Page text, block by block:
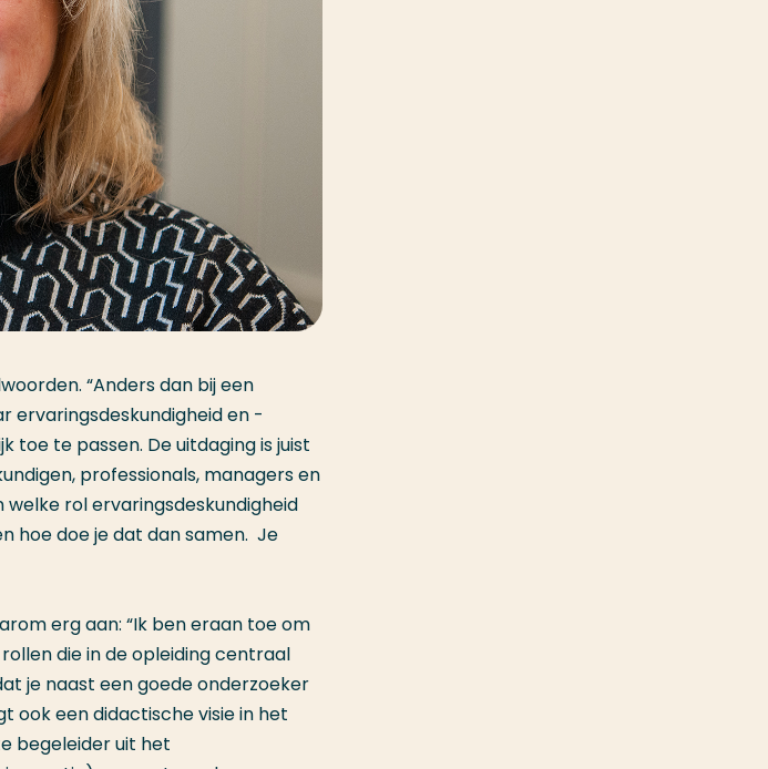
“Anders dan bij een
ervaringsdeskundigheid en -
toe te passen. De uitdaging is juist
professionals, managers en
rol ervaringsdeskundigheid
hoe doe je dat dan samen. Je
erg aan: “Ik ben eraan toe om
die in de opleiding centraal
je naast een goede onderzoeker
ook een didactische visie in het
begeleider uit het